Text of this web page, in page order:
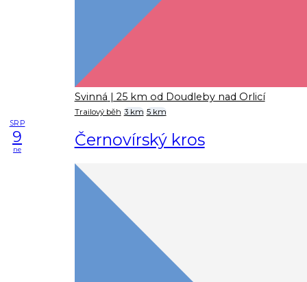
Svinná | 25 km od Doudleby nad Orlicí
Trailový běh 3 km 5 km
SRP
9
ne Černovírský kros